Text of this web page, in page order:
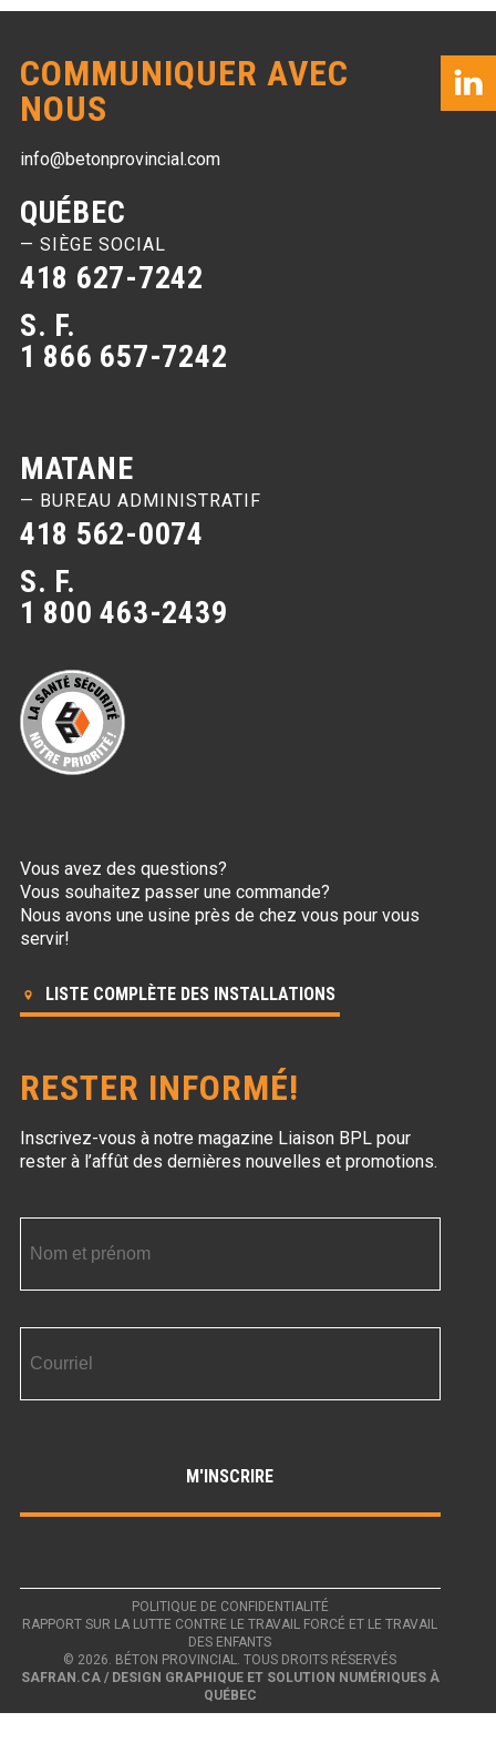
COMMUNIQUER AVEC
NOUS
info@betonprovincial.com
QUÉBEC
— SIÈGE SOCIAL
418 627-7242
S. F.
1 866 657-7242
MATANE
— BUREAU ADMINISTRATIF
418 562-0074
S. F.
1 800 463-2439
Vous avez des questions?
Vous souhaitez passer une commande?
Nous avons une usine près de chez vous pour vous
servir!
LISTE COMPLÈTE DES INSTALLATIONS
RESTER INFORMÉ!
Inscrivez-vous à notre magazine Liaison BPLpour
rester à l’affût des dernières nouvelles et promotions.
POLITIQUE DE CONFIDENTIALITÉ
RAPPORT SUR LA LUTTE CONTRE LE TRAVAIL FORCÉ ET LE TRAVAIL
DES ENFANTS
© 2026. BÉTON PROVINCIAL. TOUS DROITS RÉSERVÉS
SAFRAN.CA / DESIGN GRAPHIQUE ET SOLUTION NUMÉRIQUES À
QUÉBEC